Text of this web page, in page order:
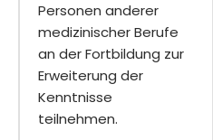
Personen anderer
medizinischer Berufe
an der Fortbildung zur
Erweiterung der
Kenntnisse
teilnehmen.